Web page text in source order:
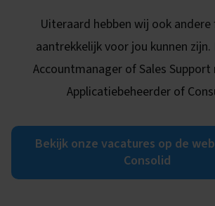
Uiteraard hebben wij ook
aantrekkelijk voor jou kunnen
Accountmanager of Sales
Applicatiebeheerder of
Bekijk onze vacatures op de
Consolid